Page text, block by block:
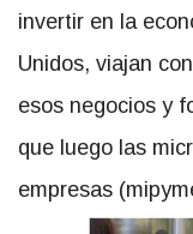
invertir en la
Unidos, viajan
esos negocios y
que luego las
empresas